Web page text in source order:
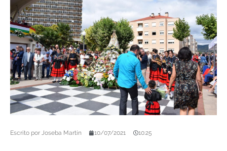
Escrito por Joseba Martín 10/07/2021 10:25